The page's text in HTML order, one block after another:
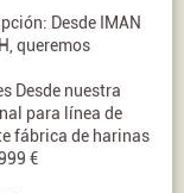
Desde IMAN
queremos
Desde nuestra
para línea de
fábrica de harinas
€